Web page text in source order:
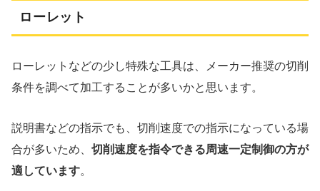
ローレット
ローレットなどの少し特殊な工具は、メーカー推奨の切削
条件を調べて加工することが多いかと思います。
説明書などの指示でも、切削速度での指示になっている場
合が多いため、 切削速度を指令できる周速一定制御の方が
適しています。